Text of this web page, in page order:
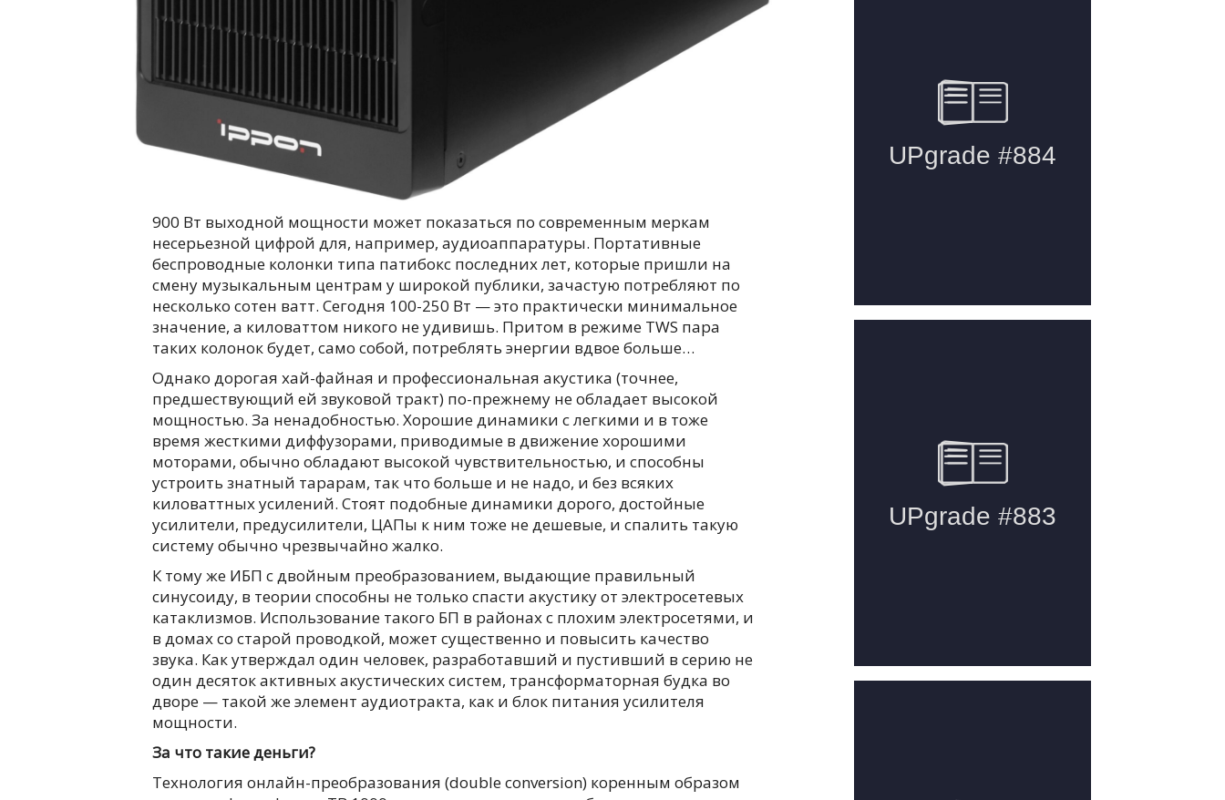
900 Вт выходной мощности может показаться по современным меркам
несерьезной цифрой для, например, аудиоаппаратуры. Портативные
беспроводные колонки типа патибокс последних лет, которые пришли на
смену музыкальным центрам у широкой публики, зачастую потребляют по
несколько сотен ватт. Сегодня 100-250 Вт — это практически минимальное
значение, а киловаттом никого не удивишь. Притом в режиме TWS пара
таких колонок будет, само собой, потреблять энергии вдвое больше…
Однако дорогая хай-файная и профессиональная акустика (точнее,
предшествующий ей звуковой тракт) по-прежнему не обладает высокой
мощностью. За ненадобностью. Хорошие динамики с легкими и в тоже
время жесткими диффузорами, приводимые в движение хорошими
моторами, обычно обладают высокой чувствительностью, и способны
устроить знатный тарарам, так что больше и не надо, и без всяких
киловаттных усилений. Стоят подобные динамики дорого, достойные
усилители, предусилители, ЦАПы к ним тоже не дешевые, и спалить такую
систему обычно чрезвычайно жалко.
К тому же ИБП с двойным преобразованием, выдающие правильный
синусоиду, в теории способны не только спасти акустику от электросетевых
катаклизмов. Использование такого БП в районах с плохим электросетями, и
в домах со старой проводкой, может существенно и повысить качество
звука. Как утверждал один человек, разработавший и пустивший в серию не
один десяток активных акустических систем, трансформаторная будка во
дворе — такой же элемент аудиотракта, как и блок питания усилителя
мощности.
За что такие деньги?
Технология онлайн-преобразования (double conversion) коренным образом